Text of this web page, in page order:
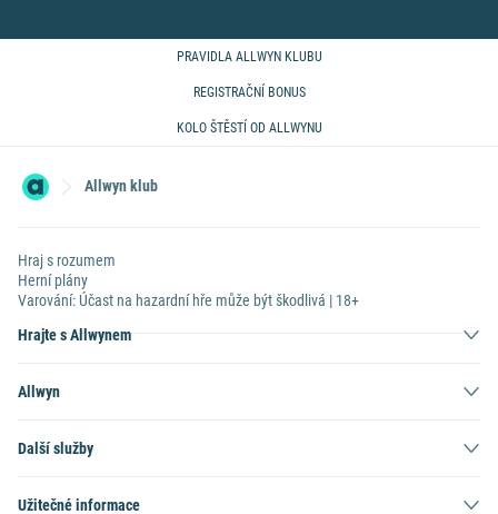
PRAVIDLA ALLWYN KLUBU
REGISTRAČNÍ BONUS
KOLO ŠTĚSTÍ OD ALLWYNU
Allwyn klub
Hraj s rozumem
Herní plány
Varování: Účast na hazardní hře může být škodlivá | 18+
Hrajte s Allwynem
Allwyn
Další služby
Užitečné informace